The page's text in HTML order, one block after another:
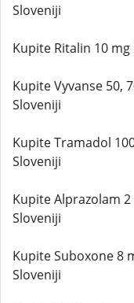
Sloveniji
Kupite Ritalin 10
Kupite Vyvanse 50,
Sloveniji
Kupite Tramadol
Sloveniji
Kupite Alprazolam
Sloveniji
Kupite Suboxone 8
Sloveniji